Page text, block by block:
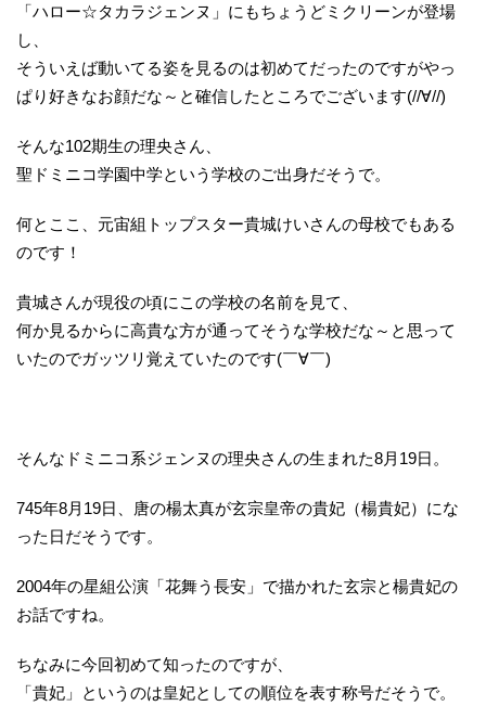
「ハロー☆タカラジェンヌ」にもちょうどミクリーンが登場
し、
そういえば動いてる姿を見るのは初めてだったのですがやっ
ぱり好きなお顔だな～と確信したところでございます(//∀//)
そんな102期生の理央さん、
聖ドミニコ学園中学という学校のご出身だそうで。
何とここ、元宙組トップスター貴城けいさんの母校でもある
のです！
貴城さんが現役の頃にこの学校の名前を見て、
何か見るからに高貴な方が通ってそうな学校だな～と思って
いたのでガッツリ覚えていたのです(￣∀￣)
そんなドミニコ系ジェンヌの理央さんの生まれた8月19日。
745年8月19日、唐の楊太真が玄宗皇帝の貴妃（楊貴妃）にな
った日だそうです。
2004年の星組公演「花舞う長安」で描かれた玄宗と楊貴妃の
お話ですね。
ちなみに今回初めて知ったのですが、
「貴妃」というのは皇妃としての順位を表す称号だそうで。